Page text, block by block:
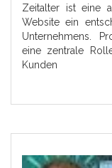
Zeitalter ist eine
Website ein
Unternehmens.
eine zentrale
Kunden